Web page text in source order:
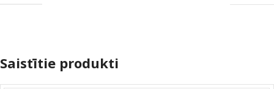
Saistītie produkti